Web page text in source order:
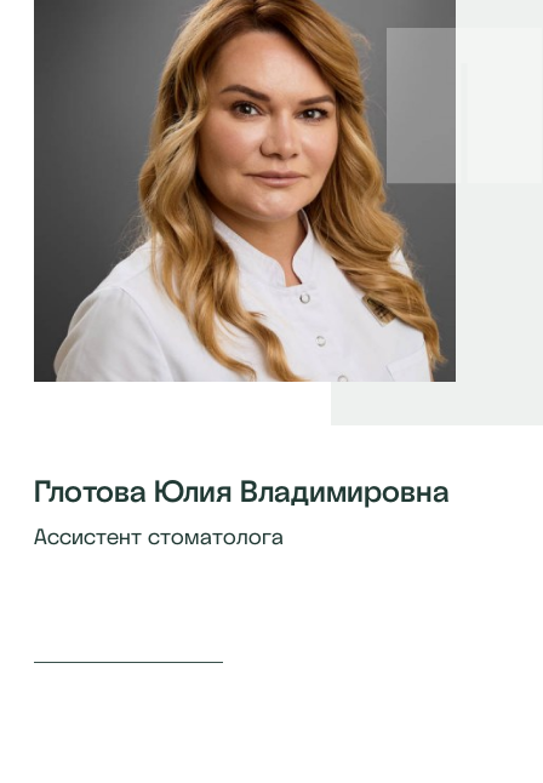
Глотова Юлия Владимировна
Ассистент стоматолога
бесплатная консультация